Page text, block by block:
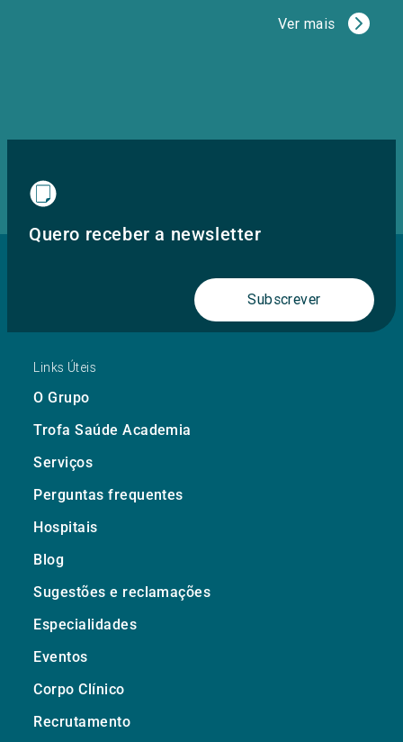
Ver mais
Quero receber a newsletter
Subscrever
Links Úteis
O Grupo
Trofa Saúde Academia
Serviços
Perguntas frequentes
Hospitais
Blog
Sugestões e reclamações
Especialidades
Eventos
Corpo Clínico
Recrutamento